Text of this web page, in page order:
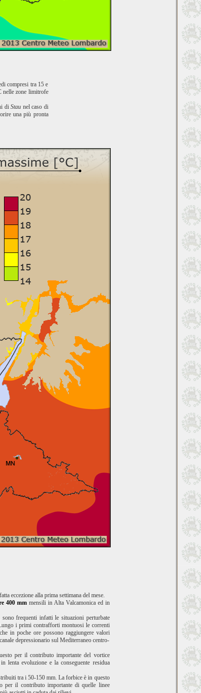
compresi tra 15 e
nelle zone limitrofe
diStau nel caso di
una più pronta
eccezione alla prima settimana del mese.
400 mmmensili in Alta Valcamonica ed in
frequenti infatti le situazioni perturbate
i primi contrafforti montuosi le correnti
in poche ore possono raggiungere valori
depressionario sul Mediterraneo centro-
per il contributo importante del vortice
lenta evoluzione e la conseguente residua
tra i 50-150 mm. La forbice è in questo
per il contributo importante di quelle linee